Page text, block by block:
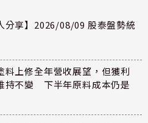
分享】2026/08/09 股泰盤勢統
料上修全年營收展望，但獲利
持不變 下半年原料成本仍是